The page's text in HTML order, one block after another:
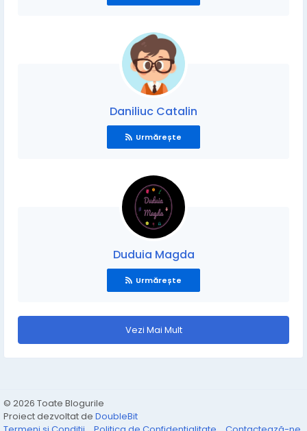
Daniliuc Catalin
Urmărește
Duduia Magda
Urmărește
Vezi Mai Mult
© 2026 Toate Blogurile
Proiect dezvoltat de DoubleBit